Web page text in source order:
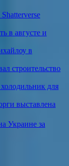
в августе и
в
строительство
для
выставлена
Украине за